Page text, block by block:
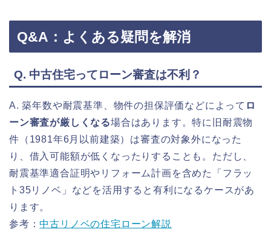
Q&A：よくある疑問を解消
Q. 中古住宅ってローン審査は不利？
A. 築年数や耐震基準、物件の担保評価などによって ロ
ーン審査が厳しくなる場合はあります。特に旧耐震物
件（1981年6月以前建築）は審査の対象外になった
り、借入可能額が低くなったりすることも。ただし、
耐震基準適合証明やリフォーム計画を含めた「フラッ
ト35リノベ」などを活用すると有利になるケースがあ
ります。
参考：中古リノベの住宅ローン解説